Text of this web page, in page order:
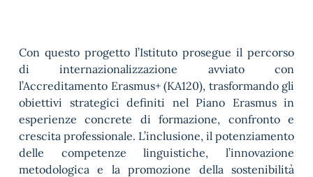
Con questo progetto l’Istituto prosegue il percorso
di internazionalizzazione avviato con
l’Accreditamento Erasmus+ (KA120), trasformando gli
obiettivi strategici definiti nel Piano Erasmus in
esperienze concrete di formazione, confronto e
crescita professionale. L’inclusione, il potenziamento
delle competenze linguistiche, l’innovazione
metodologica e la promozione della sostenibilità